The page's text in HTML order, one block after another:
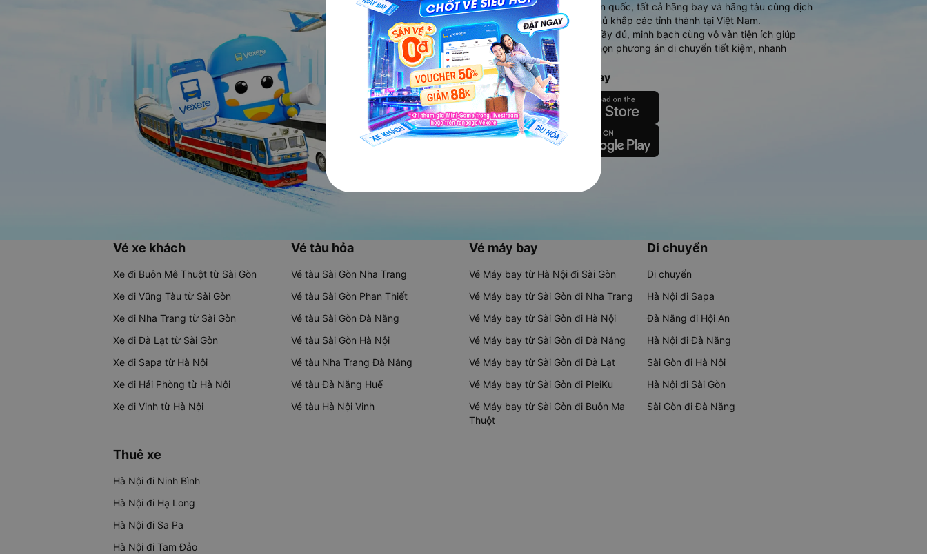
cao, 5000+ tuyến đường toàn quốc, tất cả hãng bay và hãng tàu cùng dịch
vụ thuê xe máy, xe du lịch phủ khắp các tỉnh thành tại Việt Nam.
Ứng dụng hiển thị thông tin đầy đủ, minh bạch cùng vô vàn tiện ích giúp
người dùng so sánh và lựa chọn phương án di chuyển tiết kiệm, nhanh
chóng và phù hợp nhất.
Tải ứng dụng Vexere ngay
Vé xe khách
Xe đi Buôn Mê Thuột từ Sài Gòn
Xe đi Vũng Tàu từ Sài Gòn
Xe đi Nha Trang từ Sài Gòn
Xe đi Đà Lạt từ Sài Gòn
Xe đi Sapa từ Hà Nội
Xe đi Hải Phòng từ Hà Nội
Xe đi Vinh từ Hà Nội
Vé tàu hỏa
Vé tàu Sài Gòn Nha Trang
Vé tàu Sài Gòn Phan Thiết
Vé tàu Sài Gòn Đà Nẵng
Vé tàu Sài Gòn Hà Nội
Vé tàu Nha Trang Đà Nẵng
Vé tàu Đà Nẵng Huế
Vé tàu Hà Nội Vinh
Vé máy bay
Vé Máy bay từ Hà Nội đi Sài Gòn
Vé Máy bay từ Sài Gòn đi Nha Trang
Vé Máy bay từ Sài Gòn đi Hà Nội
Vé Máy bay từ Sài Gòn đi Đà Nẵng
Vé Máy bay từ Sài Gòn đi Đà Lạt
Vé Máy bay từ Sài Gòn đi PleiKu
Vé Máy bay từ Sài Gòn đi Buôn Ma
Thuột
Di chuyển
Di chuyển
Hà Nội đi Sapa
Đà Nẵng đi Hội An
Hà Nội đi Đà Nẵng
Sài Gòn đi Hà Nội
Hà Nội đi Sài Gòn
Sài Gòn đi Đà Nẵng
Thuê xe
Hà Nội đi Ninh Bình
Hà Nội đi Hạ Long
Hà Nội đi Sa Pa
Hà Nội đi Tam Đảo